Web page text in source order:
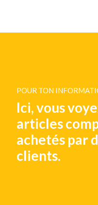
POUR TON
Ici, vous
articles
achetés par
clients.
festons - Double
extrémité
€ 30,-